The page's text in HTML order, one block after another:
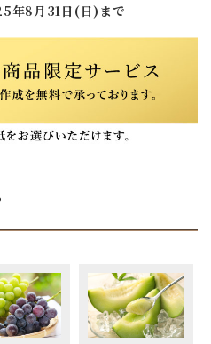
年8月31日(日)まで